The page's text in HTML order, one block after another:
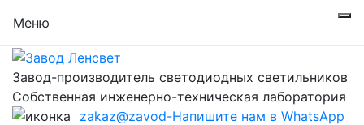
Меню
Завод-производитель светодиодных светильников
Собственная инженерно-техническая лаборатория
zakaz@zavod-Напишите нам в WhatsApp